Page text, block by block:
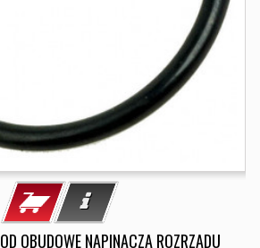
OBUDOWE NAPINACZA ROZRZADU